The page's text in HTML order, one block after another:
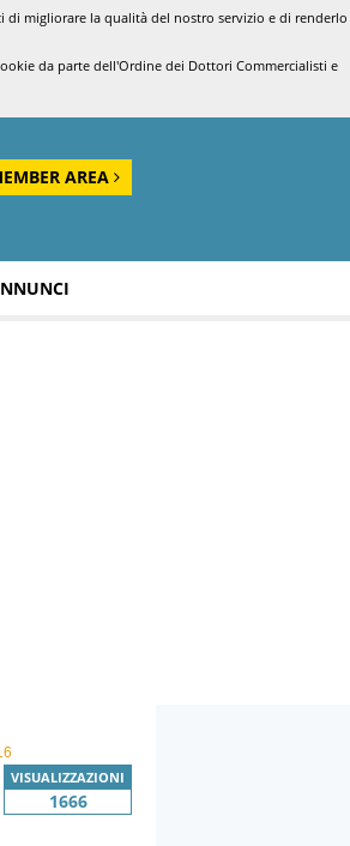
migliorare la qualità del nostro servizio e di renderlo
da parte dell'Ordine dei Dottori Commercialisti e
AREA
VISUALIZZAZIONI
1666